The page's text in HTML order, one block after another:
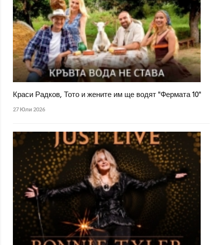
Краси Радков, Тото и жените им ще водят "Фермата 10"
27 Юли 2026